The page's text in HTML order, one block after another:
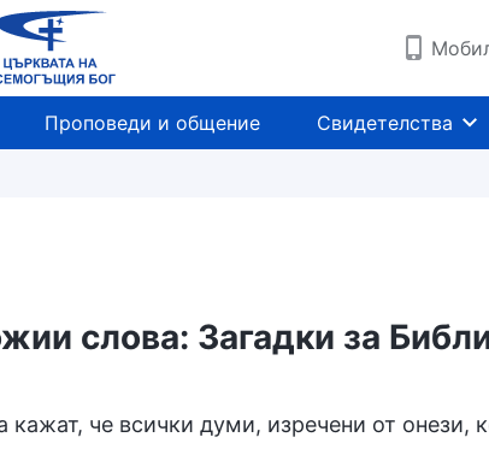
Проповеди и общение Свидетелства
Разобличаване на човешката
слова: Загадки за
кажат, че всички думи, изречени от онези,